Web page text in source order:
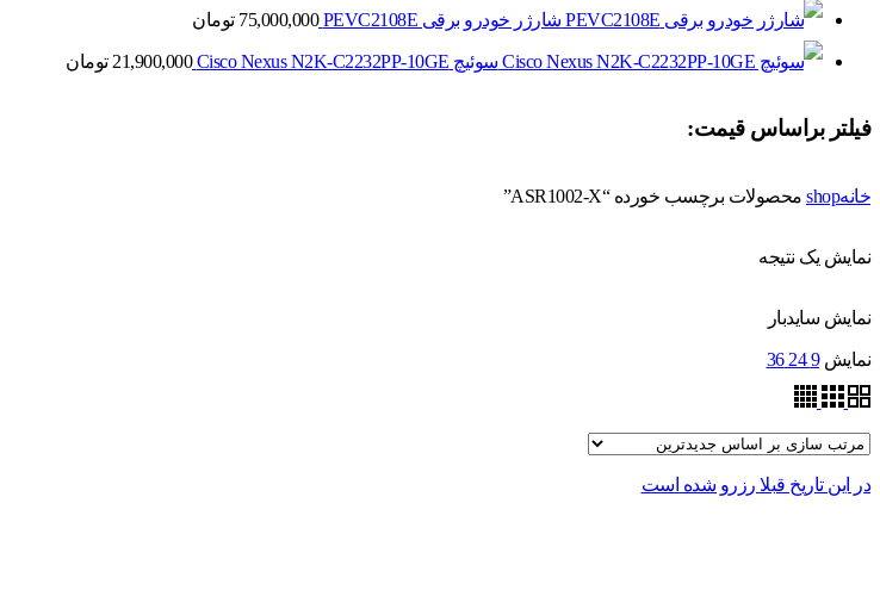
شارژر خودرو برقی PEVC2108E 75,000,000 تومان
سوئیچ Cisco Nexus N2K-C2232PP-10GE 21,900,000 تومان
فیلتر براساس قیمت:
خانهshop محصولات برچسب خورده “ASR1002-X”
نمایش یک نتیجه
نمایش سایدبار
نمایش 9
24
36
در این تاریخ قبلا رزرو شده است